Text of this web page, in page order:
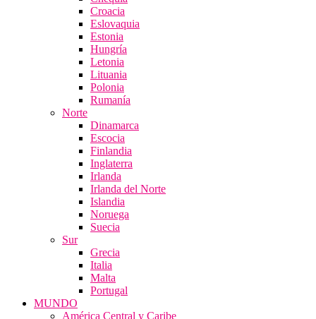
Croacia
Eslovaquia
Estonia
Hungría
Letonia
Lituania
Polonia
Rumanía
Norte
Dinamarca
Escocia
Finlandia
Inglaterra
Irlanda
Irlanda del Norte
Islandia
Noruega
Suecia
Sur
Grecia
Italia
Malta
Portugal
MUNDO
América Central y Caribe